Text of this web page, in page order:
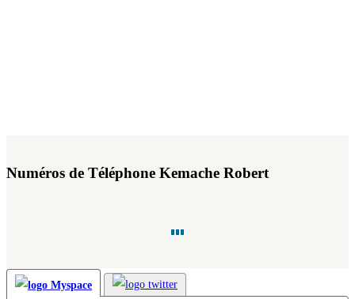
Numéros de Téléphone Kemache Robert